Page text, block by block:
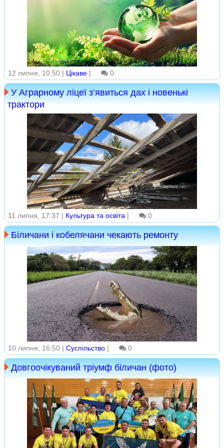
12 липня, 10:50 | Цікаве | 0
У Аграрному ліцеї з’явиться дах і новенькі
трактори
11 липня, 17:37 | Культура та освіта | 0
Біличани і кобелячани чекають ремонту
10 липня, 16:50 | Суспільство | 0
Довгоочікуваний тріумф біличан (фото)